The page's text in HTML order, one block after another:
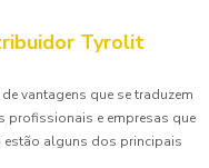
Tyrolit
vantagens que se traduzem
profissionais e empresas que
estão alguns dos principais